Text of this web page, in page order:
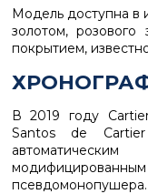
Модель доступна в
золотом,
покрытием,
ХРОНОГРАФ
В 2019 году
Santos de Cartier
псевдомонопушера.